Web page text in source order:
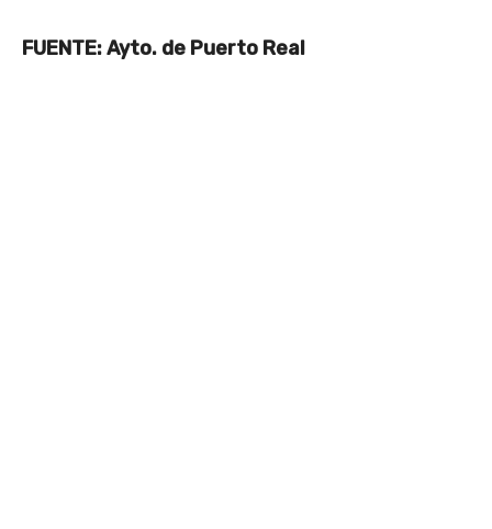
FUENTE: Ayto. de Puerto Real